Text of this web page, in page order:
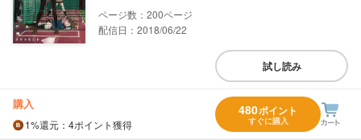
200
配信日：2018/06/22
試し読み
購入
1%還元 ：4ポイント獲得
480ポイント
すぐに購入